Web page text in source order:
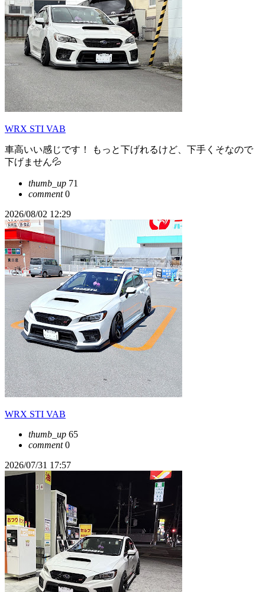
WRX STI VAB
車高いい感じです！ もっと下げれるけど、下手くそなので
下げません💦
thumb_up 71
comment0
2026/08/02 12:29
WRX STI VAB
thumb_up 65
comment0
2026/07/31 17:57